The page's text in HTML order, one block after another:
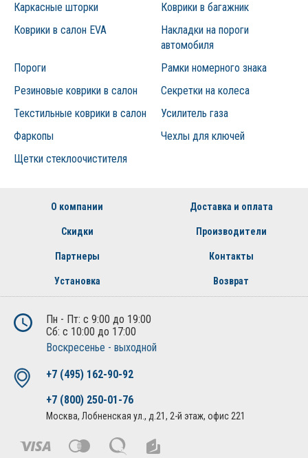
Каркасные шторки
Коврики в багажник
Коврики в салон EVA
Накладки на пороги
автомобиля
Пороги
Рамки номерного знака
Резиновые коврики в салон
Секретки на колеса
Текстильные коврики в салон
Усилитель газа
Фаркопы
Чехлы для ключей
Щетки стеклоочистителя
О компании Доставка и оплата
Скидки Производители
Партнеры Контакты
Установка Возврат
Пн - Пт: с 9:00 до 19:00
Сб: с 10:00 до 17:00
Воскресенье - выходной
+7 (495) 162-90-92
+7 (800) 250-01-76
Москва, Лобненская ул., д.21, 2-й этаж, офис 221